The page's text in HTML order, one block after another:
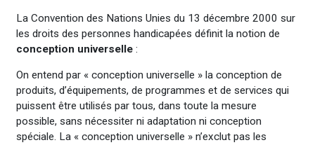
La Convention des Nations Unies du 13 décembre 2000 sur
les droits des personnes handicapées définit la notion de
conception universelle:
On entend par « conception universelle » la conception de
produits, d’équipements, de programmes et de services qui
puissent être utilisés par tous, dans toute la mesure
possible, sans nécessiter ni adaptation ni conception
spéciale. La « conception universelle » n’exclut pas les